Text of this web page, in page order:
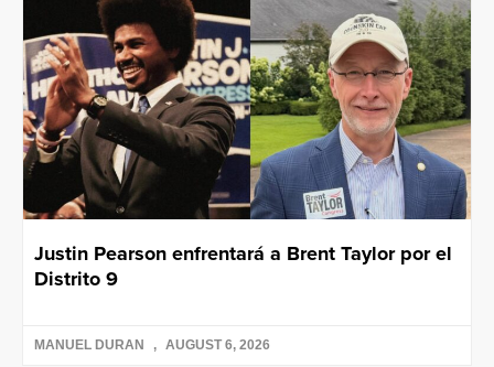
Justin Pearson enfrentará a Brent Taylor por el
Distrito 9
MANUEL DURAN AUGUST 6, 2026